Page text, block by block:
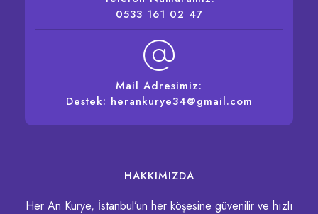
0533 161 02 47
Mail Adresimiz:
Destek: herankurye34@gmail.com
HAKKIMIZDA
Her An Kurye, İstanbul’un her köşesine güvenilir ve hızlı